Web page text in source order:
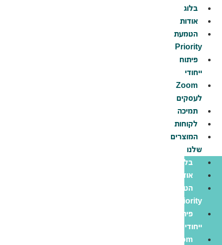
בלוג
אודות
הטמעת
Priority
פיתוח
ייחודי
Zoom
לעסקים
תמיכה
לקוחות
המוצרים
שלנו
בלוג
אודות
הטמעת
Priority
פיתוח
ייחודי
Zoom